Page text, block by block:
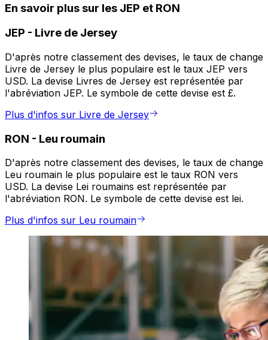
En savoir plus sur les JEP et RON
JEP - Livre de Jersey
D'après notre classement des devises, le taux de change
Livre de Jersey le plus populaire est le taux JEP vers
USD. La devise Livres de Jersey est représentée par
l'abréviation JEP. Le symbole de cette devise est £.
Plus d'infos sur Livre de Jersey
RON - Leu roumain
D'après notre classement des devises, le taux de change
Leu roumain le plus populaire est le taux RON vers
USD. La devise Lei roumains est représentée par
l'abréviation RON. Le symbole de cette devise est lei.
Plus d'infos sur Leu roumain